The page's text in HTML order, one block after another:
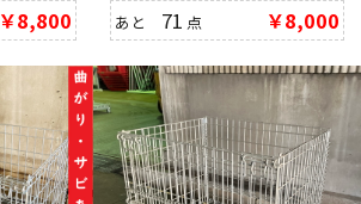
￥8,800
あと 71 点 ￥8,000